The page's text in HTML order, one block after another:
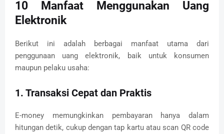
10 Manfaat Menggunakan Uang
Elektronik
Berikut ini adalah berbagai manfaat utama dari
penggunaan uang elektronik, baik untuk konsumen
maupun pelaku usaha:
1. Transaksi Cepat dan Praktis
E-money memungkinkan pembayaran hanya dalam
hitungan detik, cukup dengan tap kartu atau scan QR code